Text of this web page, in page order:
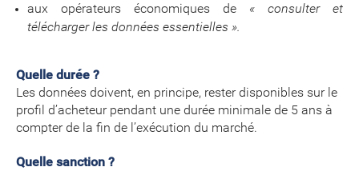
aux opérateurs économiques de « consulter et
télécharger les données essentielles ».
Quelle durée ?
Les données doivent, en principe, rester disponibles sur le
profil d’acheteur pendant une durée minimale de 5 ans à
compter de la fin de l’exécution du marché.
Quelle sanction ?